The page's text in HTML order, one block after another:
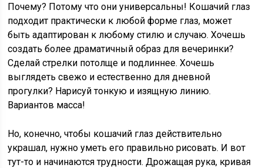
Почему? Потому что они универсальны! Кошачий глаз
подходит практически к любой форме глаз, может
быть адаптирован к любому стилю и случаю. Хочешь
создать более драматичный образ для вечеринки?
Сделай стрелки потолще и подлиннее. Хочешь
выглядеть свежо и естественно для дневной
прогулки? Нарисуй тонкую и изящную линию.
Вариантов масса!
Но, конечно, чтобы кошачий глаз действительно
украшал, нужно уметь его правильно рисовать. И вот
тут-то и начинаются трудности. Дрожащая рука, кривая